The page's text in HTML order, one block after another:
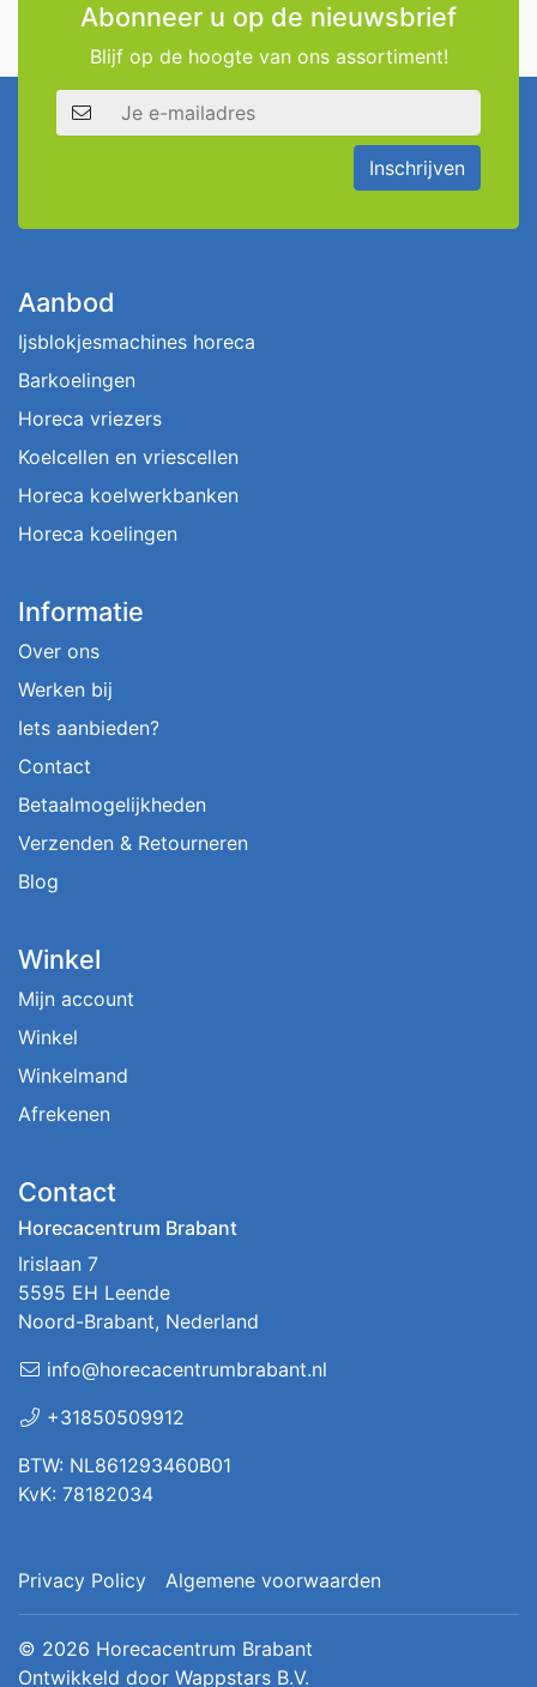
Abonneer u op de nieuwsbrief
Blijf op de hoogte van ons assortiment!
E-mailadres
Inschrijven
Aanbod
Ijsblokjesmachines horeca
Barkoelingen
Horeca vriezers
Koelcellen en vriescellen
Horeca koelwerkbanken
Horeca koelingen
Informatie
Over ons
Werken bij
Iets aanbieden?
Contact
Betaalmogelijkheden
Verzenden & Retourneren
Blog
Winkel
Mijn account
Winkel
Winkelmand
Afrekenen
Contact
Horecacentrum Brabant
Irislaan 7
5595 EH Leende
Noord-Brabant, Nederland
info@horecacentrumbrabant.nl
+31850509912
BTW: NL861293460B01
KvK: 78182034
Privacy Policy Algemene voorwaarden
© 2026 Horecacentrum Brabant
Ontwikkeld door Wappstars B.V.